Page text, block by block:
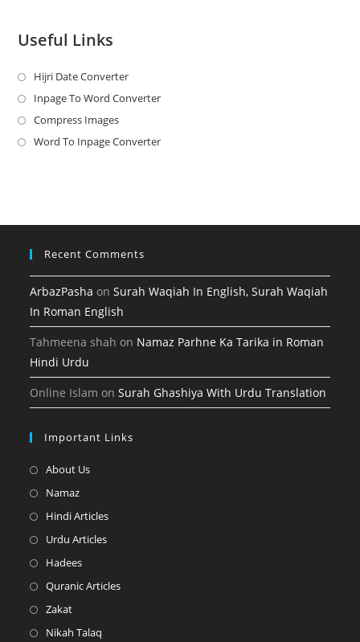
Useful Links
Hijri Date ConverterOpens
in
new
Inpage To Word ConverterOpens
a
Compress ImagesOpens
in
Word To Inpage ConverterOpens
tab
Recent Comments
ArbazPasha onSurah Waqiah In English, Surah Waqiah
In Roman English
Tahmeena shah on Namaz Parhne Ka Tarika in Roman
Hindi Urdu
Online Islam onSurah Ghashiya With Urdu Translation
Important Links
About UsOpens
a
NamazOpens
in
Hindi ArticlesOpens
Urdu ArticlesOpens
a
HadeesOpens
in
Quranic ArticlesOpens
ZakatOpens
in
Nikah Talaq